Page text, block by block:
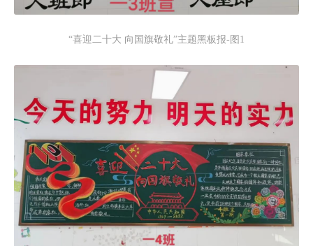
“喜迎二十大 向国旗敬礼”主题黑板报-图1